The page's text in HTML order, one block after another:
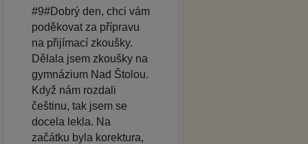
#9#Dobrý den, chci vám
poděkovat za přípravu
na přijímací zkoušky.
Dělala jsem zkoušky na
gymnázium Nad Štolou.
Když nám rozdali
češtinu, tak jsem se
docela lekla. Na
začátku byla korektura,